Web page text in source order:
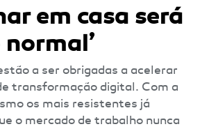
em casa será
normal’
a ser obrigadas a acelerar
transformação digital. Com a
os mais resistentes já
o mercado de trabalho nunca